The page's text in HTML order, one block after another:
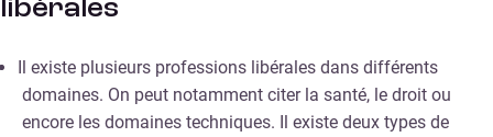
libérales
Il existe plusieurs professions libérales dans différents
domaines. On peut notamment citer la santé, le droit ou
encore les domaines techniques. Il existe deux types de